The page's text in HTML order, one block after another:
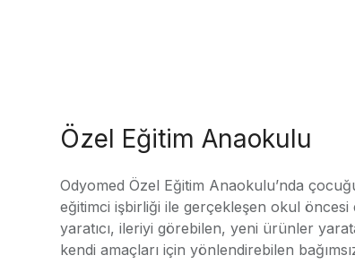
Özel Eğitim Anaokulu
Odyomed Özel Eğitim Anaokulu’nda
eğitimci işbirliği ile gerçekleşen okul öncesi
yaratıcı, ileriyi görebilen, yeni ürünler
kendi amaçları için yönlendirebilen